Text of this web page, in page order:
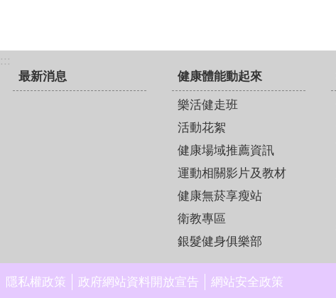
:::
最新消息
健康體能動起來
樂活健走班
活動花絮
健康場域推薦資訊
運動相關影片及教材
健康無菸享瘦站
衛教專區
銀髮健身俱樂部
隱私權政策 政府網站資料開放宣告 網站安全政策